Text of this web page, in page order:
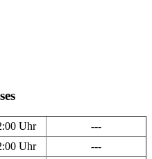
Uhr
---
Uhr ---